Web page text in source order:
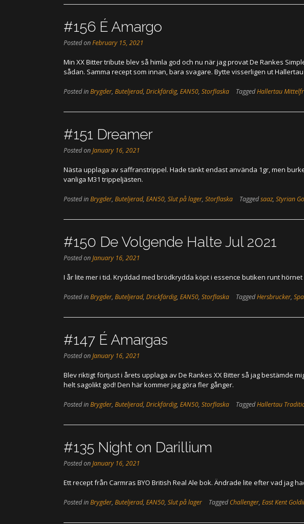
#156 É Amargo
Posted onFebruary 15, 2021
Min XX Bitter tribute blev så himla god och nu när jag provat De Rankes
sådan. Samma recept som innan, bara svagare. Bytte visserligen ut
Posted inBrygder, Buteljerad, Drickfärdig, EAN50, Storflaska TaggedHallertau
#151 Dreamer
Posted onJanuary 16, 2021
Nästa upplaga av saffranstrippel. Hade tänkt endast använda 1gr, men
vanliga M31 trippeljästen.
Posted inBrygder, Buteljerad, EAN50, Slut på lager, Storflaska Taggedsaaz, Styrian
#150 De Volgende Halte Jul 2021
Posted onJanuary 16, 2021
I år lite mer i tid. Kryddad med brödkrydda köpt i essence butiken runt
Posted inBrygder, Buteljerad, Drickfärdig, EAN50, Storflaska TaggedHersbrucker,
#147 É Amargas
Posted onJanuary 16, 2021
Blev riktigt förtjust i årets upplaga av De Rankes XX Bitter så jag bestämde
helt sagolikt god! Den här kommer jag göra fler gånger.
Posted inBrygder, Buteljerad, Drickfärdig, EAN50, Storflaska TaggedHallertau
#135 Night on Darillium
Posted onJanuary 16, 2021
Ett recept från Carmras BYO British Real Ale bok. Ändrade lite efter vad jag
Posted inBrygder, Buteljerad, EAN50, Slut på lager TaggedChallenger, East Kent